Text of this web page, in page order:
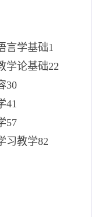
言学基础1
学论基础22
30
41
57
习教学82